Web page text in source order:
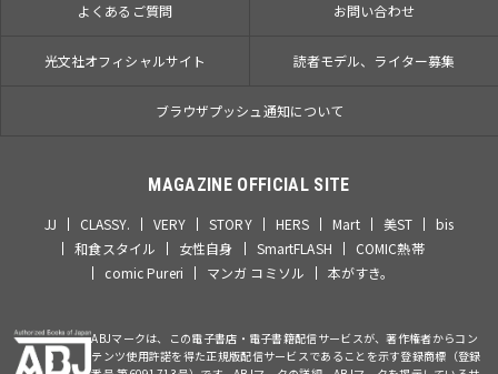
よくあるご質問 お問い合わせ
光文社オフィシャルサイト 読者モデル、ライター募集
ブラウザプッシュ通知について
MAGAZINE OFFICIAL SITE
JJ CLASSY. VERY STORY HERS Mart 美ST
bis
和食スタイル
女性自身 SmartFLASH
COMIC熱帯
comic Pureri
マンガ コミソル 本がすき。
ABJマークは、この電子書店・電子書籍配信サービスが、著作権者からコン
テンツ使用許諾を得た正規版配信サービスであることを示す登録商標（登録